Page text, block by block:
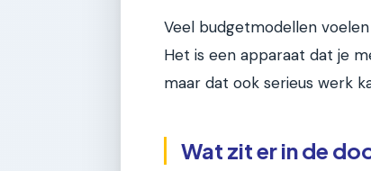
Veel budgetmodellen
Het is een apparaat dat je
maar dat ook serieus werk
Wat zit er in de